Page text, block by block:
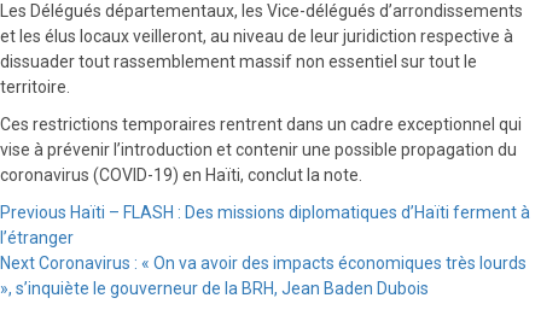
Les Délégués départementaux, les Vice-délégués d’arrondissements
et les élus locaux veilleront, au niveau de leur juridiction respective à
dissuader tout rassemblement massif non essentiel sur tout le
territoire.
Ces restrictions temporaires rentrent dans un cadre exceptionnel qui
vise à prévenir l’introduction et contenir une possible propagation du
coronavirus (COVID-19) en Haïti, conclut la note.
Continue
Reading
Previous Haïti – FLASH : Des missions diplomatiques d’Haïti ferment à
l’étranger
NextCoronavirus : « On va avoir des impacts économiques très lourds
», s’inquiète le gouverneur de la BRH, Jean Baden Dubois